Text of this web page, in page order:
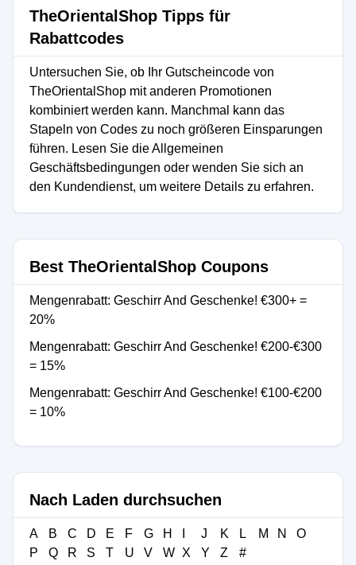
TheOrientalShop Tipps für
Rabattcodes
Untersuchen Sie, ob Ihr Gutscheincode von
TheOrientalShop mit anderen Promotionen
kombiniert werden kann. Manchmal kann das
Stapeln von Codes zu noch größeren Einsparungen
führen. Lesen Sie die Allgemeinen
Geschäftsbedingungen oder wenden Sie sich an
den Kundendienst, um weitere Details zu erfahren.
Best TheOrientalShop Coupons
Mengenrabatt: Geschirr And Geschenke! €300+ =
20%
Mengenrabatt: Geschirr And Geschenke! €200-€300
= 15%
Mengenrabatt: Geschirr And Geschenke! €100-€200
= 10%
Nach Laden durchsuchen
A B C D E F G H J K L M N
O
P
Q R S T U V W X Y Z #